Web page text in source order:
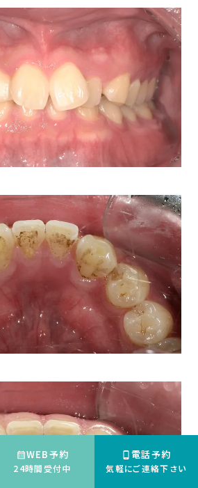
WEB予約
24時間受付中
電話予約
気軽にご連絡下さい